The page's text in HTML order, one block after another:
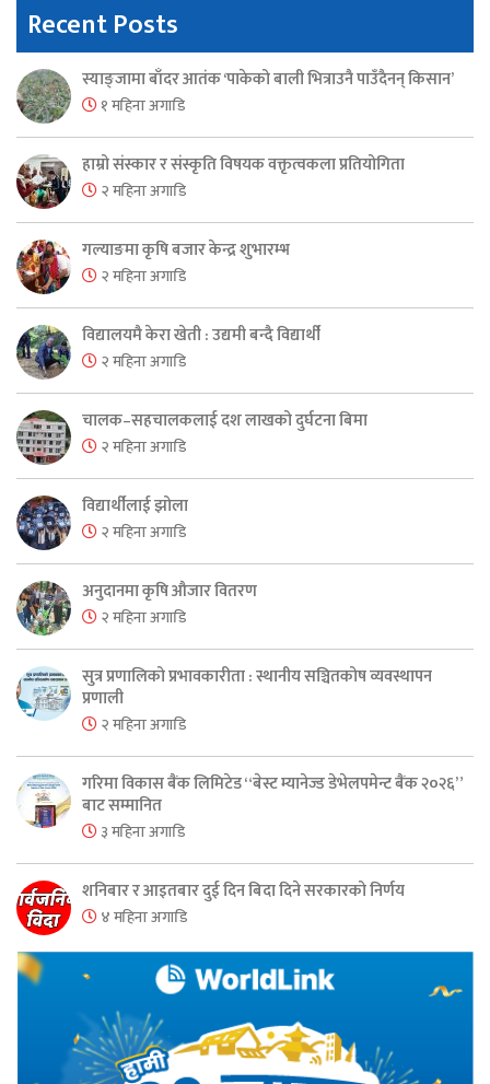
Recent Posts
स्याङ्जामा बाँदर आतंक ‘पाकेको बाली भित्राउनै पाउँदैनन् किसान’
१ महिना अगाडि
हाम्रो संस्कार र संस्कृति विषयक वक्तृत्वकला प्रतियोगिता
२ महिना अगाडि
गल्याङमा कृषि बजार केन्द्र शुभारम्भ
२ महिना अगाडि
विद्यालयमै केरा खेती : उद्यमी बन्दै विद्यार्थी
२ महिना अगाडि
चालक–सहचालकलाई दश लाखको दुर्घटना बिमा
२ महिना अगाडि
विद्यार्थीलाई झोला
२ महिना अगाडि
अनुदानमा कृषि औजार वितरण
२ महिना अगाडि
सुत्र प्रणालिको प्रभावकारीता : स्थानीय सञ्चितकोष व्यवस्थापन
प्रणाली
२ महिना अगाडि
गरिमा विकास बैंक लिमिटेड “बेस्ट म्यानेज्ड डेभेलपमेन्ट बैंक २०२६”
बाट सम्मानित
३ महिना अगाडि
शनिबार र आइतबार दुई दिन बिदा दिने सरकारको निर्णय
४ महिना अगाडि